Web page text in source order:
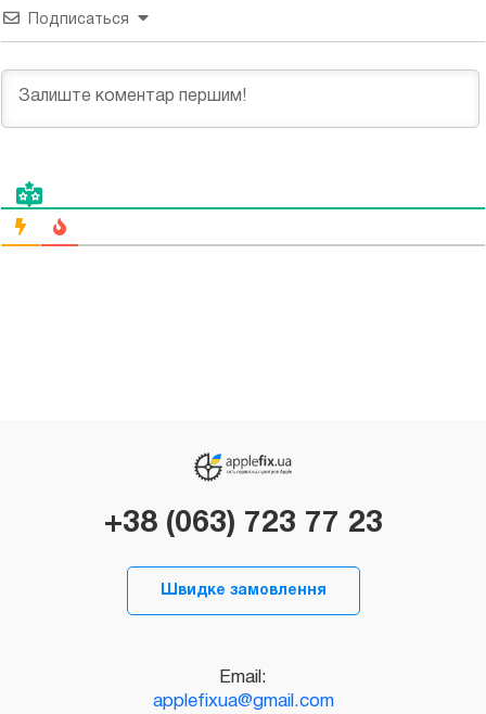
Подписаться
+38 (063) 723 77 23
Швидке замовлення
Email:
applefixua@gmail.com